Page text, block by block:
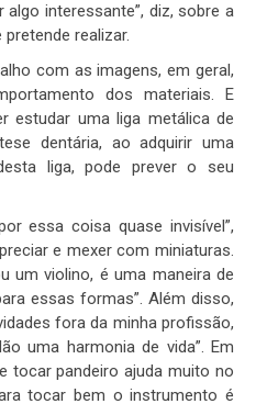
algo interessante”, diz, sobre a
realizar.
com as imagens, em geral,
dos materiais. E
estudar uma liga metálica de
dentária, ao adquirir uma
liga, pode prever o seu
essa coisa quase invisível”,
e mexer com miniaturas.
um violino, é uma maneira de
essas formas”. Além disso,
fora da minha profissão,
uma harmonia de vida”. Em
tocar pandeiro ajuda muito no
tocar bem o instrumento é